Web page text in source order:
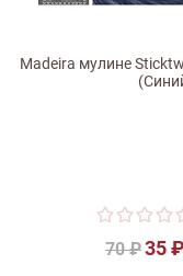
Madeira мулине
70 ₽35 ₽